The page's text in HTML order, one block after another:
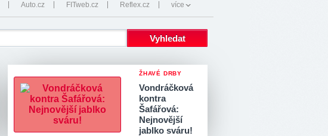
Auto.cz FITweb.cz Reflex.cz více
ŽHAVÉ DRBY
Vondráčková
kontra
Šafářová:
Nejnovější
jablko sváru!